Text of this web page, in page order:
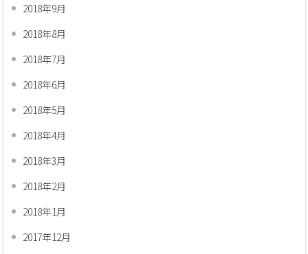
2018年9月
2018年8月
2018年7月
2018年6月
2018年5月
2018年4月
2018年3月
2018年2月
2018年1月
2017年12月